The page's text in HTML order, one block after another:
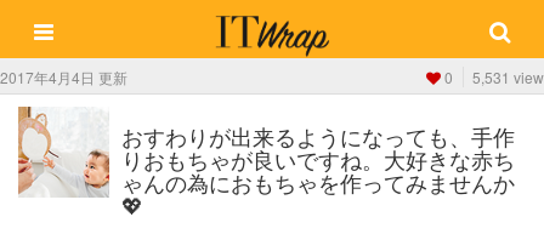
2017年4月4日 更新 0 5,531 view
おすわりが出来るようになっても、手作
りおもちゃが良いですね。大好きな赤ち
ゃんの為におもちゃを作ってみませんか
💖